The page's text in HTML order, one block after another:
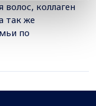
коллаген
так же
по